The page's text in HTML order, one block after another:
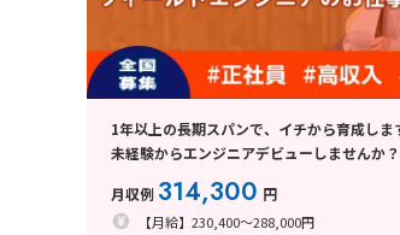
1年以上の長期スパンで、イチから育成しま
未経験からエンジニアデビューしませんか？
月収例 314,300 円
【月給】230,400～288,000円